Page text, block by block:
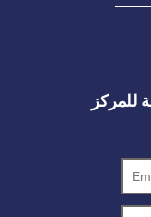
للمركز